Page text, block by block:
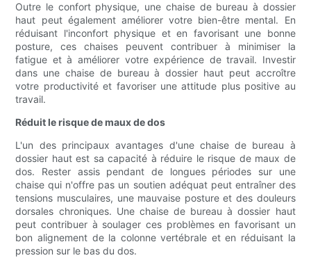
Outre le confort physique, une chaise de bureau à dossier
haut peut également améliorer votre bien-être mental. En
réduisant l'inconfort physique et en favorisant une bonne
posture, ces chaises peuvent contribuer à minimiser la
fatigue et à améliorer votre expérience de travail. Investir
dans une chaise de bureau à dossier haut peut accroître
votre productivité et favoriser une attitude plus positive au
travail.
Réduit le risque de maux de dos
L'un des principaux avantages d'une chaise de bureau à
dossier haut est sa capacité à réduire le risque de maux de
dos. Rester assis pendant de longues périodes sur une
chaise qui n'offre pas un soutien adéquat peut entraîner des
tensions musculaires, une mauvaise posture et des douleurs
dorsales chroniques. Une chaise de bureau à dossier haut
peut contribuer à soulager ces problèmes en favorisant un
bon alignement de la colonne vertébrale et en réduisant la
pression sur le bas du dos.